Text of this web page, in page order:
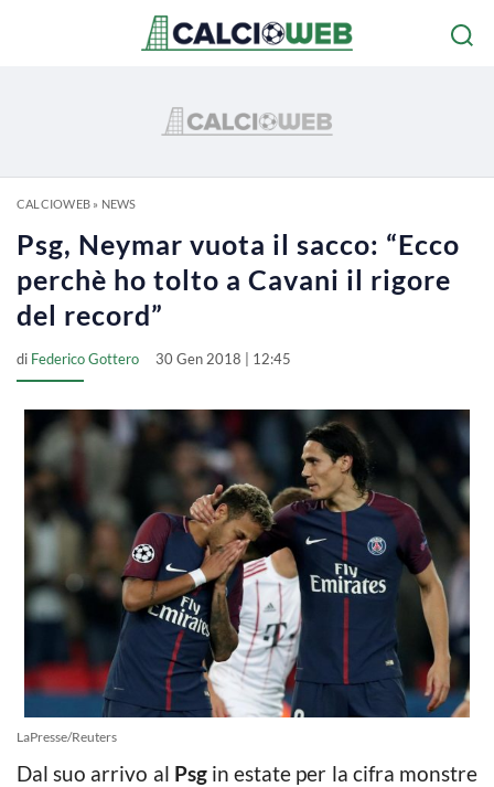
CALCIOWEB» NEWS
Psg, Neymar vuota il sacco: “Ecco
perchè ho tolto a Cavani il rigore
del record”
di Federico Gottero 30 Gen 2018 | 12:45
LaPresse/Reuters
Dal suo arrivo al Psgin estate per la cifra monstre